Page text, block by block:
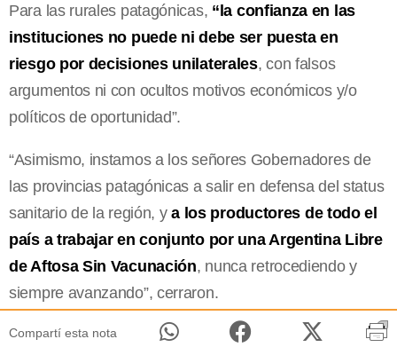
Para las rurales patagónicas, “la confianza en las
instituciones no puede ni debe ser puesta en
riesgo por decisiones unilaterales, con falsos
argumentos ni con ocultos motivos económicos y/o
políticos de oportunidad”.
“Asimismo, instamos a los señores Gobernadores de
las provincias patagónicas a salir en defensa del status
sanitario de la región, ya los productores de todo el
país a trabajar en conjunto por una Argentina Libre
de Aftosa Sin Vacunación, nunca retrocediendo y
siempre avanzando”, cerraron.
Compartí esta nota